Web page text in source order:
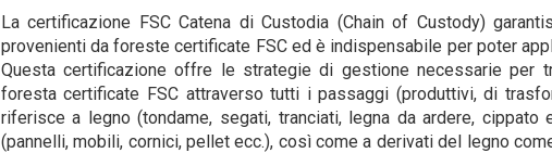
La certificazione FSC Catena di Custodia (Chain of Custody)
provenienti da foreste certificate FSC ed è indispensabile per poter
Questa certificazione offre le strategie di gestione necessarie per
foresta certificate FSC attraverso tutti i passaggi (produttivi, di
riferisce a legno (tondame, segati, tranciati, legna da ardere,
(pannelli, mobili, cornici, pellet ecc.), così come a derivati del legno